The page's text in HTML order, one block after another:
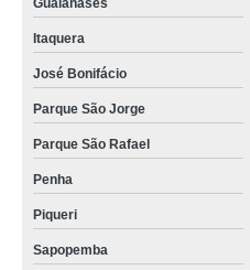
Guaianases
Itaquera
José Bonifácio
Parque São Jorge
Parque São Rafael
Penha
Piqueri
Sapopemba